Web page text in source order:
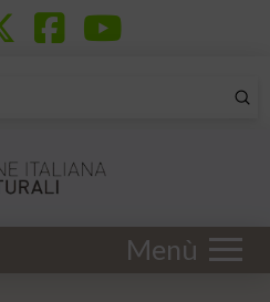
Menù